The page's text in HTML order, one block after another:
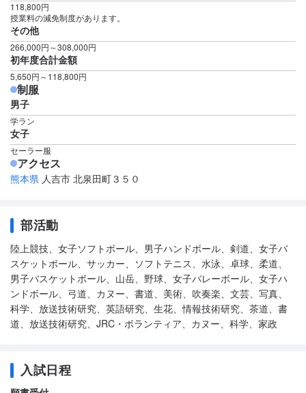
118,800円
授業料の減免制度があります。
その他
266,000円～308,000円
初年度合計金額
5,650円～118,800円
制服
男子
学ラン
女子
セーラー服
アクセス
熊本県 人吉市 北泉田町３５０
部活動
陸上競技、女子ソフトボール、男子ハンドボール、剣道、女子バ
スケットボール、サッカー、ソフトテニス、水泳、卓球、柔道、
男子バスケットボール、山岳、野球、女子バレーボール、女子ハ
ンドボール、弓道、カヌー、書道、美術、吹奏楽、文芸、写真、
科学、放送技術研究、英語研究、生花、情報技術研究、茶道、書
道、放送技術研究、JRC・ボランティア、カヌー、科学、家政
入試日程